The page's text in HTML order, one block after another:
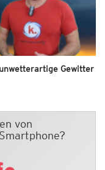
Gewitter
von